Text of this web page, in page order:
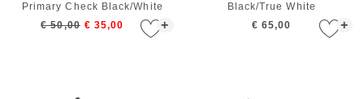
+
Primary Check Black/White
€ 50,00 € 35,00 +
Black/True White
€ 65,00